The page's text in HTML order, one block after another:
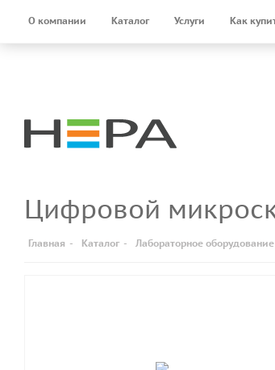
О компании Каталог Услуги Как
Цифровой
Главная - Каталог - Лабораторное оборудование